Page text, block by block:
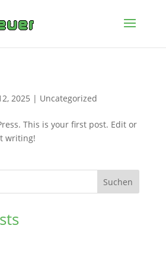
2025 | Uncategorized
This is your first post. Edit or
writing!
Suchen